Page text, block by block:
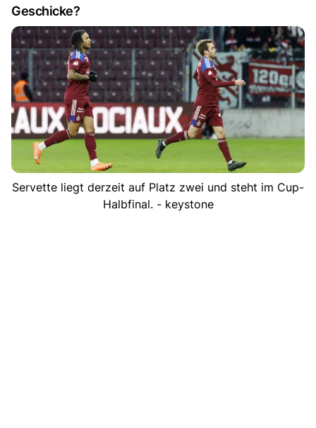
Geschicke?
Servette liegt derzeit auf Platz zwei und steht im Cup-
Halbfinal. - keystone